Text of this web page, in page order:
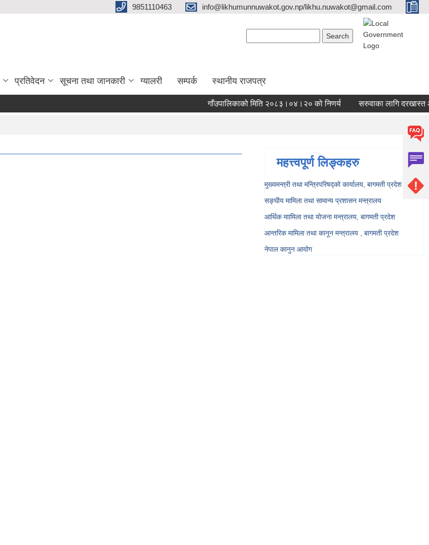
9851110463 info@likhumunnuwakot.gov.np/likhu.nuwakot@gmail.com
प्रतिवेदन सूचना तथा जानकारी ग्यालरी सम्पर्क स्थानीय राजपत्र
गाँउपालिकाको मिति २०८३।०४।२० को निणर्य सरुवाका लागि दरखास्त
महत्त्वपूर्ण लिङ्कहरु
मुख्यमन्त्री तथा मन्त्रिपरिषद्को कार्यालय, बागमती प्रदेश
सङ्‍घीय मामिला तथा सामान्य प्रशासन मन्त्रालय
आर्थिक माामिला तथा योजना मन्त्रालय, बागमती प्रदेश
आन्तरिक मामिला तथा कानून मन्त्रालय , बागमती प्रदेश
नेपाल कानुन आयोग